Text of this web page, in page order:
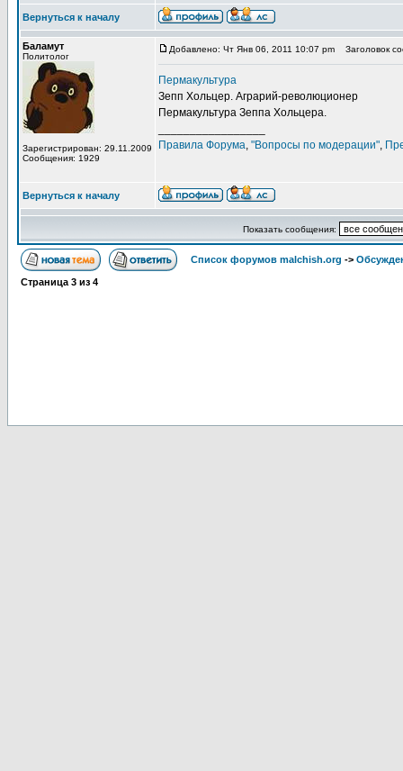
Вернуться к началу
Баламут
Политолог
Зарегистрирован: 29.11.2009
Сообщения: 1929
Добавлено: Чт Янв 06, 2011 10:07 pm Заголовок
Пермакультура
Зепп Хольцер. Аграрий-революционер
Пермакультура Зеппа Хольцера.
Правила Форума, "Вопросы по модерации",
Вернуться к началу
Показать сообщения:
Список форумов malchish.org ->
Страница 3 из 4